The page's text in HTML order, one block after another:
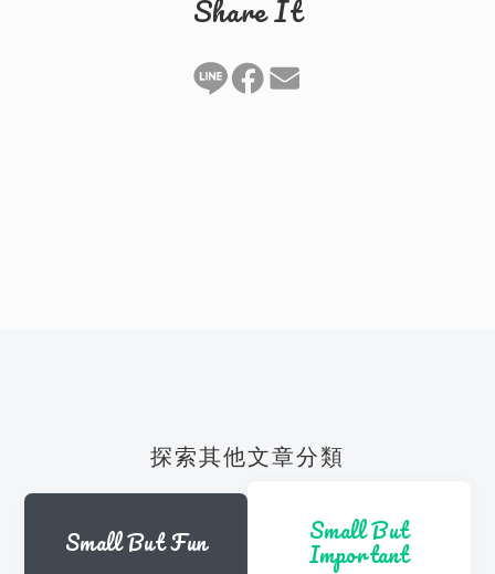
Share It
探索其他文章分類
Small But Fun Small But
Important